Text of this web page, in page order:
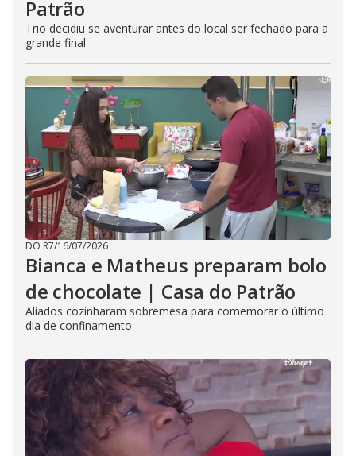
Patrão
Trio decidiu se aventurar antes do local ser fechado para a
grande final
DO R7/16/07/2026
Bianca e Matheus preparam bolo
de chocolate | Casa do Patrão
Aliados cozinharam sobremesa para comemorar o último
dia de confinamento